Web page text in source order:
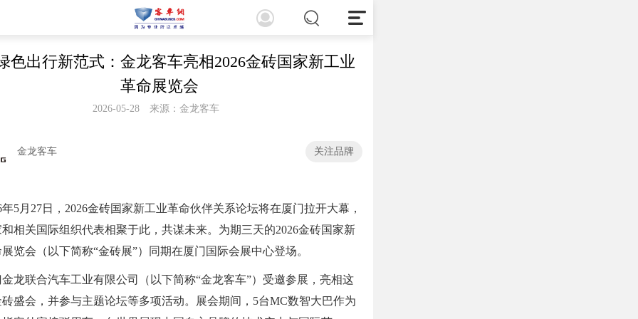
色出行新范式：金龙客车亮相2026金砖国家新工业
革命展览会
2026-05-28 来源：金龙客车
金龙客车 关注品牌
年5月27日，2026金砖国家新工业革命伙伴关系论坛将在厦门拉开大幕，
和相关国际组织代表相聚于此，共谋未来。为期三天的2026金砖国家新
览会（以下简称“金砖展”）同期在厦门国际会展中心登场。
龙联合汽车工业有限公司（以下简称“金龙客车”）受邀参展，亮相这
盛会，并参与主题论坛等多项活动。展会期间，5台MC数智大巴作为